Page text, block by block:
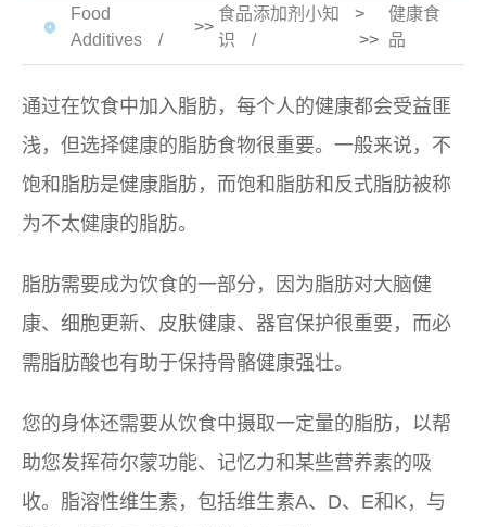
Food
Additives
>>
食品添加剂小知
识
>
>>
健康食
品
通过在饮食中加入脂肪，每个人的健康都会受益匪
浅，但选择健康的脂肪食物很重要。一般来说，不
饱和脂肪是健康脂肪，而饱和脂肪和反式脂肪被称
为不太健康的脂肪。
脂肪需要成为饮食的一部分，因为脂肪对大脑健
康、细胞更新、皮肤健康、器官保护很重要，而必
需脂肪酸也有助于保持骨骼健康强壮。
您的身体还需要从饮食中摄取一定量的脂肪，以帮
助您发挥荷尔蒙功能、记忆力和某些营养素的吸
收。脂溶性维生素，包括维生素A、D、E和K，与